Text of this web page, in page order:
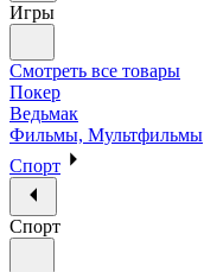
Игры
Смотреть все товары
Покер
Ведьмак
Фильмы, Мультфильмы
Спорт
Спорт